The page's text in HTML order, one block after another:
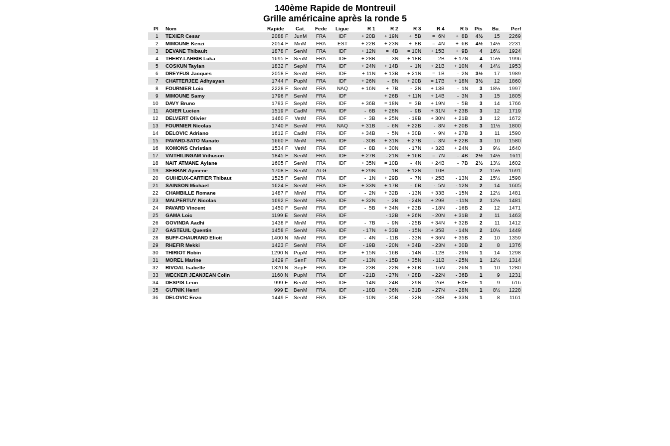
140ème Rapide de Montreuil
Grille américaine après la ronde 5
Pl Nom Rapide Cat. Fede Ligue R 1 R 2 R 3 R 4 R 5 Pts Bu.
Perf
1
TEXIER Cesar 2088 F JunM FRA IDF + 20B + 19N + 5B = 6N + 8B 4½ 15
2269
2
MIMOUNE Kenzi 2054 F MinM FRA EST + 22B + 23N + 8B = 4N + 6B 4½ 14½
2231
3
DEVANE Thibault 1878 F SenM FRA IDF + 12N = 4B = 10N + 15B + 9B 4 16½
1924
4
THERY-LAHBIB Luka 1695 F SenM FRA IDF + 28B = 3N + 18B = 2B + 17N 4 15½
1996
5
COSKUN Taylan 1832 F SepM FRA IDF + 24N + 14B - 1N + 21B + 10N 4 14½
1953
6
DREYFUS Jacques 2058 F SenM FRA IDF + 11N + 13B + 21N = 1B - 2N 3½ 17
1989
7
CHATTERJEE Adhyayan 1744 F PupM FRA IDF + 26N - 8N + 20B = 17B + 18N 3½ 12
1860
8
FOURNIER Loic 2228 F SenM FRA NAQ + 16N + 7B - 2N + 13B - 1N 3 18½
1997
9
MIMOUNE Samy 1796 F SenM FRA IDF + 26B + 11N + 14B - 3N 3 15
1805
10
DAVY Bruno 1793 F SepM FRA IDF + 36B = 18N = 3B + 19N - 5B 3 14
1766
11
AGIER Lucien 1519 F CadM FRA IDF - 6B + 28N - 9B + 31N + 23B 3 12
1719
12
DELVERT Olivier 1460 F VetM FRA IDF - 3B + 25N - 19B + 30N + 21B 3 12
1672
13
FOURNIER Nicolas 1740 F SenM FRA NAQ + 31B - 6N + 22B - 8N + 20B 3 11½
1800
14
DELOVIC Adriano 1612 F CadM FRA IDF + 34B - 5N + 30B - 9N + 27B 3 11
1590
15
PAVARD-SATO Manato 1660 F MinM FRA IDF - 30B + 31N + 27B - 3N + 22B 3 10
1580
16
KOMONS Christian 1534 F VetM FRA IDF - 8B + 30N - 17N + 32B + 24N 3 9½
1640
17
VAITHILINGAM Vithuson 1845 F SenM FRA IDF + 27B - 21N + 16B = 7N - 4B 2½ 14½
1611
18
NAIT ATMANE Aylane 1605 F SenM FRA IDF + 35N = 10B - 4N + 24B - 7B 2½ 13½
1602
19
SEBBAR Aymene 1708 F SenM ALG + 29N - 1B + 12N - 10B 2 15½
1691
20
GUIHEUX-CARTIER Thibaut 1525 F SenM FRA IDF - 1N + 29B - 7N + 25B - 13N 2 15½
1598
21
SAINSON Michael 1624 F SenM FRA IDF + 33N + 17B - 6B - 5N - 12N 2 14
1605
22
CHAMBILLE Romane 1487 F MinM FRA IDF - 2N + 32B - 13N + 33B - 15N 2 12½
1481
23
MALPERTUY Nicolas 1692 F SenM FRA IDF + 32N - 2B - 24N + 29B - 11N 2 12½
1481
24
PAVARD Vincent 1450 F SenM FRA IDF - 5B + 34N + 23B - 18N - 16B 2 12
1471
25
GAMA Loic 1199 E SenM FRA IDF - 12B + 26N - 20N + 31B 2 11
1463
26
GOVINDA Aadhi 1438 F MinM FRA IDF - 7B - 9N - 25B + 34N + 32B 2 11
1412
27
GASTEUIL Quentin 1458 F SenM FRA IDF - 17N + 33B - 15N + 35B - 14N 2 10½
1449
28
BUFF-CHAURAND Eliott 1400 N MinM FRA IDF - 4N - 11B - 33N + 36N + 35B 2 10
1359
29
RHEFIR Mekki 1423 F SenM FRA IDF - 19B - 20N + 34B - 23N + 30B 2 8
1376
30
THIRIOT Robin 1290 N PupM FRA IDF + 15N - 16B - 14N - 12B - 29N 1 14
1298
31
MOREL Marine 1429 F SenF FRA IDF - 13N - 15B + 35N - 11B - 25N 1 12½
1314
32
RIVOAL Isabelle 1320 N SepF FRA IDF - 23B - 22N + 36B - 16N - 26N 1 10
1280
33
WECKER JEANJEAN Colin 1160 N PupM FRA IDF - 21B - 27N + 28B - 22N - 36B 1 9
1231
34
DESPIS Leon 999 E BenM FRA IDF - 14N - 24B - 29N - 26B EXE 1 9
616
35
GUTNIK Henri 999 E BenM FRA IDF - 18B + 36N - 31B - 27N - 28N 1 8½
1228
36
DELOVIC Enzo 1449 F SenM FRA IDF - 10N - 35B - 32N - 28B + 33N 1 8 1161